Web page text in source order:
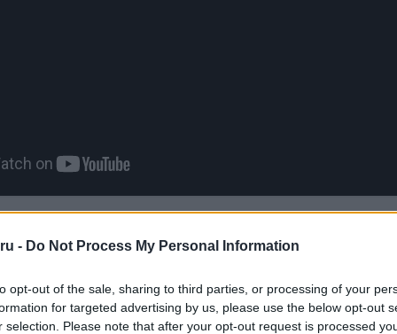
- Do Not Process My Personal Information
opt-out of the sale, sharing to third parties, or processing of your
for targeted advertising by us, please use the below opt-out
selection. Please note that after your opt-out request is processed
mert „a firmware-kód gyakran meg van osztva a
adja ki magát. A támadónak semmilyen információt
SIM-kártyájáról, hogy kihasználja az érintett 5G modemek hibáit.